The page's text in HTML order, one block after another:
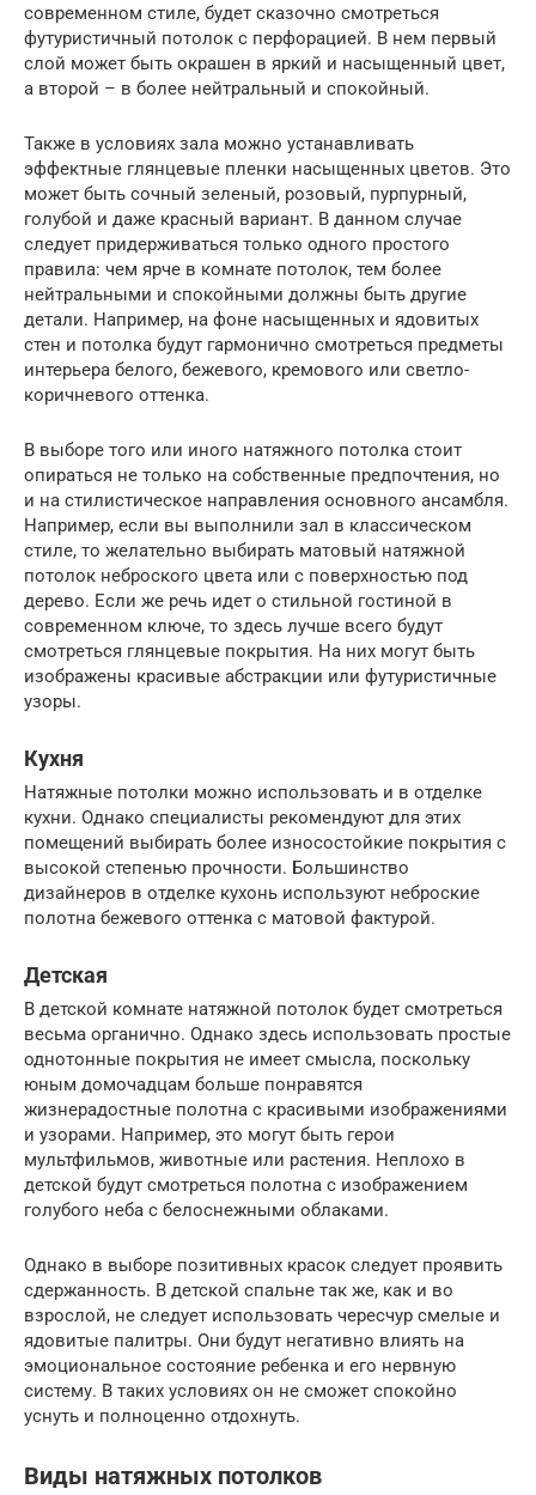
современном стиле, будет сказочно смотреться
футуристичный потолок с перфорацией. В нем первый
слой может быть окрашен в яркий и насыщенный цвет,
а второй – в более нейтральный и спокойный.
Также в условиях зала можно устанавливать
эффектные глянцевые пленки насыщенных цветов. Это
может быть сочный зеленый, розовый, пурпурный,
голубой и даже красный вариант. В данном случае
следует придерживаться только одного простого
правила: чем ярче в комнате потолок, тем более
нейтральными и спокойными должны быть другие
детали. Например, на фоне насыщенных и ядовитых
стен и потолка будут гармонично смотреться предметы
интерьера белого, бежевого, кремового или светло-
коричневого оттенка.
В выборе того или иного натяжного потолка стоит
опираться не только на собственные предпочтения, но
и на стилистическое направления основного ансамбля.
Например, если вы выполнили зал в классическом
стиле, то желательно выбирать матовый натяжной
потолок неброского цвета или с поверхностью под
дерево. Если же речь идет о стильной гостиной в
современном ключе, то здесь лучше всего будут
смотреться глянцевые покрытия. На них могут быть
изображены красивые абстракции или футуристичные
узоры.
Кухня
Натяжные потолки можно использовать и в отделке
кухни. Однако специалисты рекомендуют для этих
помещений выбирать более износостойкие покрытия с
высокой степенью прочности. Большинство
дизайнеров в отделке кухонь используют неброские
полотна бежевого оттенка с матовой фактурой.
Детская
В детской комнате натяжной потолок будет смотреться
весьма органично. Однако здесь использовать простые
однотонные покрытия не имеет смысла, поскольку
юным домочадцам больше понравятся
жизнерадостные полотна с красивыми изображениями
и узорами. Например, это могут быть герои
мультфильмов, животные или растения. Неплохо в
детской будут смотреться полотна с изображением
голубого неба с белоснежными облаками.
Однако в выборе позитивных красок следует проявить
сдержанность. В детской спальне так же, как и во
взрослой, не следует использовать чересчур смелые и
ядовитые палитры. Они будут негативно влиять на
эмоциональное состояние ребенка и его нервную
систему. В таких условиях он не сможет спокойно
уснуть и полноценно отдохнуть.
Виды натяжных потолков